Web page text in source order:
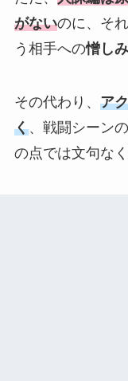
がないのに、そ
う相手への憎し
その代わり、 ア
く、戦闘シーン
の点では文句な